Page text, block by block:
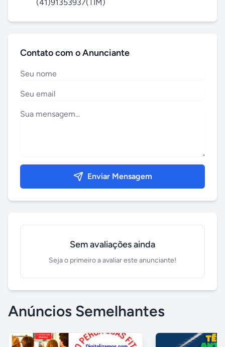
        (41)91353937(TIM)
Contato com o Anunciante
Enviar Mensagem
Sem avaliações ainda
Seja o primeiro a avaliar este anunciante!
Anúncios Semelhantes